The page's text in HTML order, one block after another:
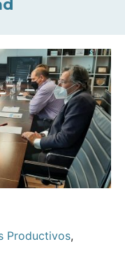
Productivos,